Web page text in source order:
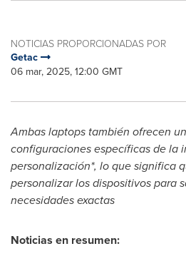
NOTICIAS PROPORCIONADAS POR
Getac
06 mar, 2025, 12:00 GMT
Ambaslaptops también ofrecen
configuraciones específicas de la
personalización*, lo que significa
personalizar los dispositivos para
necesidades exactas
Noticias en resumen: